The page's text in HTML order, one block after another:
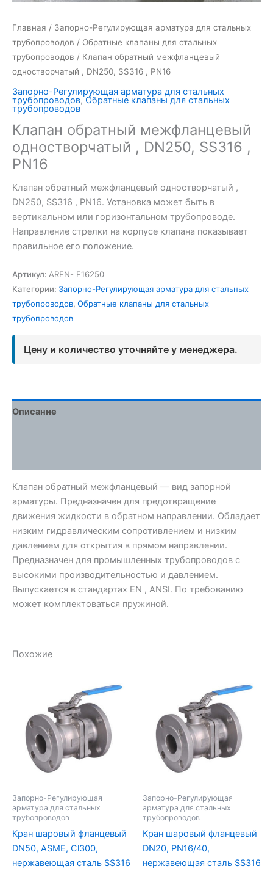
Главная / Запорно-Регулирующая арматура для стальных
трубопроводов / Обратные клапаны для стальных
трубопроводов / Клапан обратный межфланцевый
одностворчатый , DN250, SS316 , PN16
Запорно-Регулирующая арматура для стальных
трубопроводов,Обратные клапаны для стальных
трубопроводов
Клапан обратный межфланцевый
одностворчатый , DN250, SS316 ,
PN16
Клапан обратный межфланцевый одностворчатый ,
DN250, SS316 , PN16. Установка может быть в
вертикальном или горизонтальном трубопроводе.
Направление стрелки на корпусе клапана показывает
правильное его положение.
Артикул: AREN- F16250
Категории: Запорно-Регулирующая арматура для стальных
трубопроводов, Обратные клапаны для стальных
трубопроводов
Цену и количество уточняйте у менеджера.
Описание
Клапан обратный межфланцевый — вид запорной
арматуры. Предназначен для предотвращение
движения жидкости в обратном направлении. Обладает
низким гидравлическим сопротивлением и низким
давлением для открытия в прямом направлении.
Предназначен для промышленных трубопроводов с
высокими производительностью и давлением.
Выпускается в стандартах EN , ANSI. По требованию
может комплектоваться пружиной.
Похожие
Запорно-Регулирующая
арматура для стальных
трубопроводов
Кран шаровый фланцевый
DN50, ASME, Cl300,
нержавеющая сталь SS316
Запорно-Регулирующая
арматура для стальных
трубопроводов
Кран шаровый фланцевый
DN20, PN16/40,
нержавеющая сталь SS316